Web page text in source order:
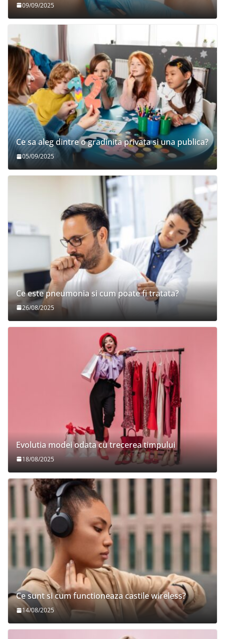
09/09/2025
Ce sa aleg dintre o gradinita privata si una publica?
05/09/2025
Ce este pneumonia si cum poate fi tratata?
26/08/2025
Evolutia modei odata cu trecerea timpului
18/08/2025
Ce sunt si cum functioneaza castile wireless?
14/08/2025